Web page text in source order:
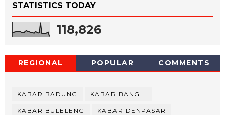
STATISTICS TODAY
118,826
REGIONAL POPULAR COMMENTS
KABAR BADUNG KABAR BANGLI
KABAR BULELENG KABAR DENPASAR